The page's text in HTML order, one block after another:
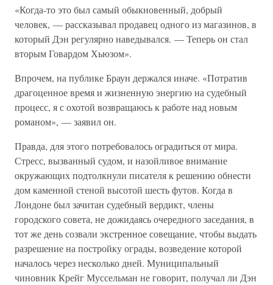
«Когда-то это был самый обыкновенный, добрый
человек, — рассказывал продавец одного из магазинов, в
который Дэн регулярно наведывался. — Теперь он стал
вторым Говардом Хьюзом».
Впрочем, на публике Браун держался иначе. «Потратив
драгоценное время и жизненную энергию на судебный
процесс, я с охотой возвращаюсь к работе над новым
романом», — заявил он.
Правда, для этого потребовалось оградиться от мира.
Стресс, вызванный судом, и назойливое внимание
окружающих подтолкнули писателя к решению обнести
дом каменной стеной высотой шесть футов. Когда в
Лондоне был зачитан судебный вердикт, члены
городского совета, не дожидаясь очередного заседания, в
тот же день созвали экстренное совещание, чтобы выдать
разрешение на постройку ограды, возведение которой
началось через несколько дней. Муниципальный
чиновник Крейг Муссельман не говорит, получал ли Дэн